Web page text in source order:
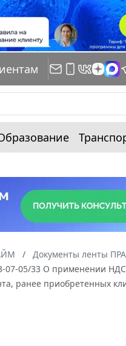
Документы ленты
07-05/33 О применении
ранее приобретенных